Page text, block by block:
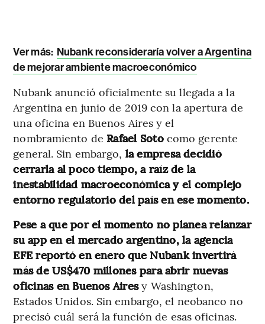
Ver más: Nubank reconsideraría volver a Argentina
de mejorar ambiente macroeconómico
Nubank anunció oficialmente su llegada a la
Argentina en junio de 2019 con la apertura de
una oficina en Buenos Aires y el
nombramiento de Rafael Sotocomo gerente
general. Sin embargo, la empresa decidió
cerrarla al poco tiempo, a raíz de la
inestabilidad macroeconómica y el complejo
entorno regulatorio del país en ese momento.
Pese a que por el momento no planea relanzar
su app en el mercado argentino, la agencia
EFE reportó en enero que Nubank invertirá
más de US$470 millones para abrir nuevas
oficinas en Buenos Airesy Washington,
Estados Unidos. Sin embargo, el neobanco no
precisó cuál será la función de esas oficinas.